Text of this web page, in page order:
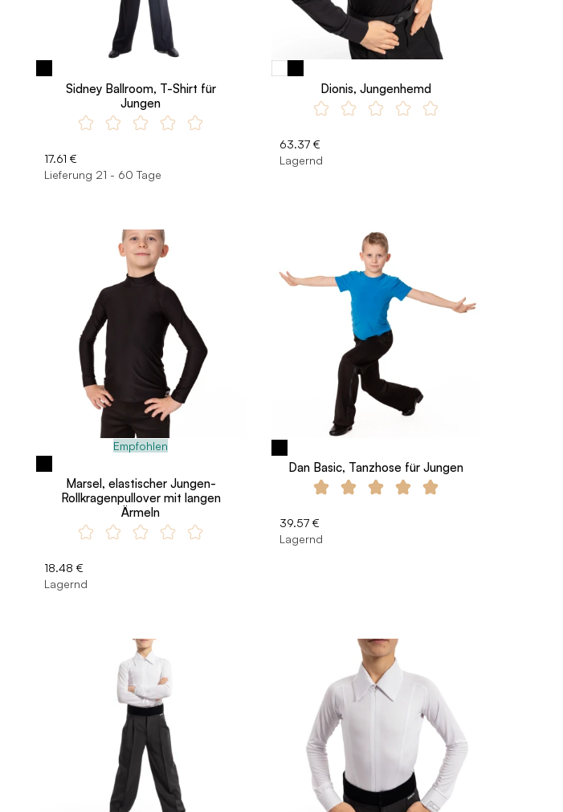
Sidney Ballroom, T-Shirt für
Jungen
17.61 €
Lieferung 21 - 60 Tage
Dionis, Jungenhemd
63.37 €
Lagernd
Empfohlen
Marsel, elastischer Jungen-
Rollkragenpullover mit langen
Ärmeln
18.48 €
Lagernd
Dan Basic, Tanzhose für Jungen
39.57 €
Lagernd